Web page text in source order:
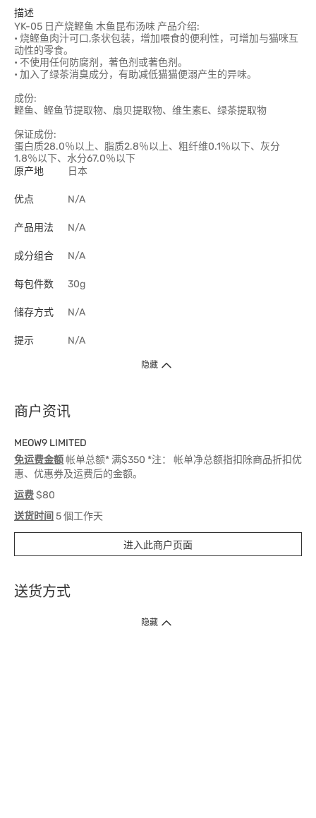
描述
YK-05 日产烧鲣鱼 木鱼昆布汤味 产品介绍:
• 烧鲣鱼肉汁可口,条状包装，增加喂食的便利性，可增加与猫咪互
动性的零食。
• 不使用任何防腐剂，著色剂或著色剂。
• 加入了绿茶消臭成分，有助减低猫猫便溺产生的异味。
成份:
鲣鱼、鲣鱼节提取物、扇贝提取物、维生素E、绿茶提取物
保证成份:
蛋白质28.0％以上、脂质2.8％以上、粗纤维0.1％以下、灰分
1.8％以下、水分67.0％以下
原产地
日本
优点 N/A
产品用法 N/A
成分组合 N/A
每包件数 30g
储存方式 N/A
提示 N/A
隐藏
商户资讯
MEOW9 LIMITED
免运费金额帐单总额* 满$350 *注： 帐单净总额指扣除商品折扣优
惠、优惠券及运费后的金额。
运费$80
送货时间 5 個工作天
进入此商户页面
送货方式
1. 送货到府（受卫生署条例规管产品除外 ）
隐藏